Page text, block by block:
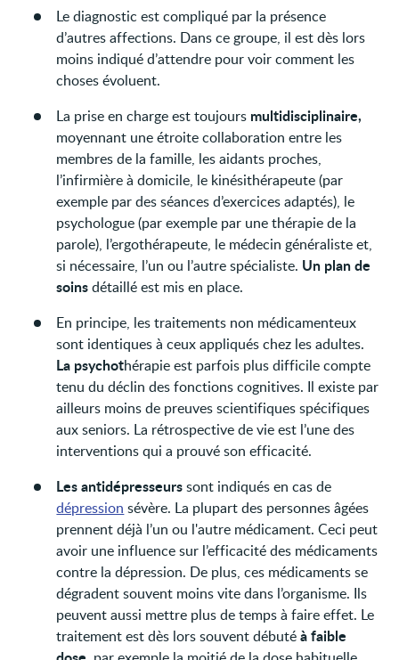
Le diagnostic est compliqué par la présence
d’autres affections. Dans ce groupe, il est dès lors
moins indiqué d’attendre pour voir comment les
choses évoluent.
La prise en charge est toujours multidisciplinaire,
moyennant une étroite collaboration entre les
membres de la famille, les aidants proches,
l’infirmière à domicile, le kinésithérapeute (par
exemple par des séances d’exercices adaptés), le
psychologue (par exemple par une thérapie de la
parole), l’ergothérapeute, le médecin généraliste et,
si nécessaire, l’un ou l’autre spécialiste. Un plan de
soinsdétaillé est mis en place.
En principe, les traitements non médicamenteux
sont identiques à ceux appliqués chez les adultes.
La psychothérapie est parfois plus difficile compte
tenu du déclin des fonctions cognitives. Il existe par
ailleurs moins de preuves scientifiques spécifiques
aux seniors. La rétrospective de vie est l’une des
interventions qui a prouvé son efficacité.
Les antidépresseurssont indiqués en cas de
dépression sévère. La plupart des personnes âgées
prennent déjà l’un ou l'autre médicament. Ceci peut
avoir une influence sur l’efficacité des médicaments
contre la dépression. De plus, ces médicaments se
dégradent souvent moins vite dans l’organisme. Ils
peuvent aussi mettre plus de temps à faire effet. Le
traitement est dès lors souvent débutéà faible